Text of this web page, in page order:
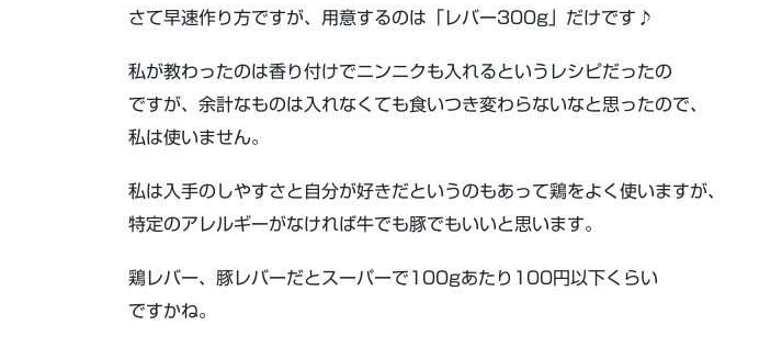
さて早速作り方ですが、用意するのは「レバー300g」だけです♪
私が教わったのは香り付けでニンニクも入れるというレシピだったの
ですが、余計なものは入れなくても食いつき変わらないなと思ったので、
私は使いません。
私は入手のしやすさと自分が好きだというのもあって鶏をよく使いますが、
特定のアレルギーがなければ牛でも豚でもいいと思います。
鶏レバー、豚レバーだとスーパーで100gあたり100円以下くらい
ですかね。